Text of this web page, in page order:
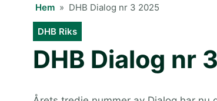
Hem » DHB Dialog nr 3 2025
DHB Riks
DHB Dialog nr